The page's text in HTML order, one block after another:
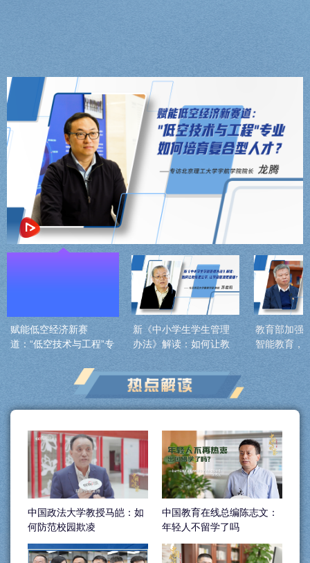
赋能低空经济新赛
道：“低空技术与工程”专
新《中小学生学生管理
办法》解读：如何让教
便捷？
教育部加强
智能教育，
中国政法大学教授马皑：如
何防范校园欺凌
中国教育在线总编陈志文：
年轻人不留学了吗